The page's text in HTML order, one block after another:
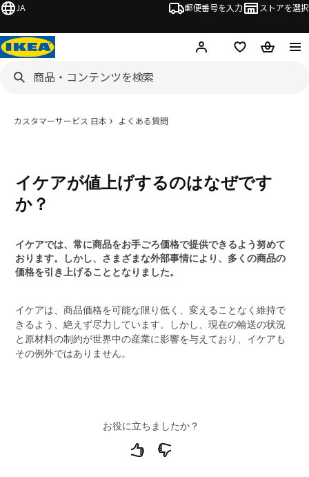
JA 郵便番号を入力 ストアを選択
ログイン・新規入会
欲しいものリスト
カート
カスタマーサービス 日本 よくある質問
イケアが値上げするのはなぜです
か？
イケアでは、常に商品をお手ごろ価格で提供できるよう努めて
おります。しかし、さまざまな外部事情により、多くの商品の
価格を引き上げることとなりました。
イケアは、商品価格を可能な限り低く、変えることなく維持で
きるよう、絶えず尽力しています。しかし、現在の輸送の状況
と原材料の制約が世界中の産業に影響を与えており、イケアも
その例外ではありません。
お役に立ちましたか？